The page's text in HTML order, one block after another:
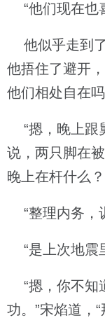
“他们现在也
他似乎走到了
他捂住了避开
他们相处自在吗
“摁，晚上跟
说，两只脚在
晚上在杆什么？
“整理内务，
“是上次地震
“摁，你不知
功。”宋焰道，